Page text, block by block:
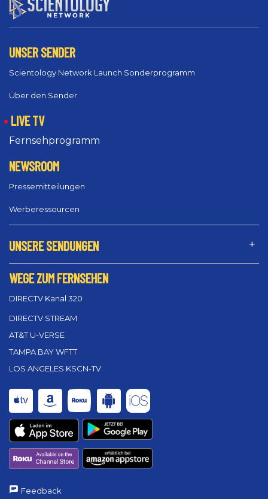
UNSER SENDER
Scientology Network Launch Sonderprogramm
Über den Sender
LIVE TV
Fernsehprogramm
NEWSROOM
Pressemitteilungen
Werberessourcen
UNSERE SENDUNGEN
WEGE ZUM FERNSEHEN
DIRECTV Kanal 320
DIRECTV STREAM
AT&T U-VERSE
TAMPA BAY WFTT
LOS ANGELES KSCN-TV
Feedback